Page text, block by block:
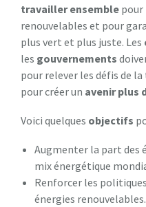
travailler ensemble pour
renouvelables et pour
plus vert et plus juste. Les
les gouvernements
pour relever les défis de
pour créer un avenir plus
Voici quelques objectifs
Augmenter la part des
mix énergétique
Renforcer les
énergies renouvelables.